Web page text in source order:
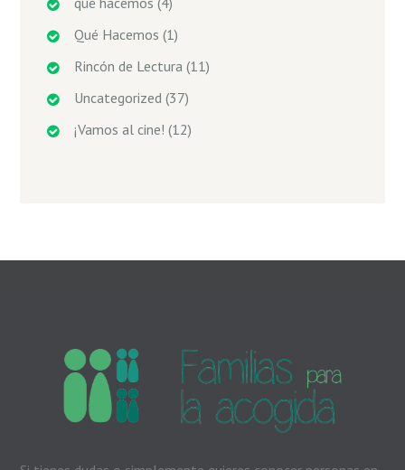
Qué Hacemos (1)
Rincón de Lectura (11)
Uncategorized (37)
¡Vamos al cine! (12)